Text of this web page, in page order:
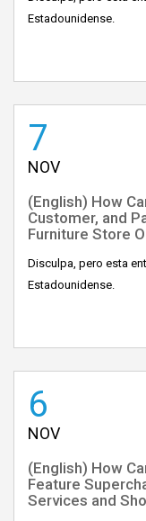
Estadounidense.
7
NOV
(English) How
Customer, and
Furniture Store
Disculpa, pero esta
Estadounidense.
6
NOV
(English) How
Feature
Services and